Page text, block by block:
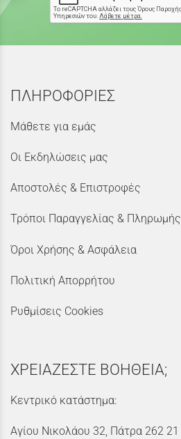
ΠΛΗΡΟΦΟΡΙΕΣ
Μάθετε για εμάς
Οι Εκδηλώσεις μας
Αποστολές & Επιστροφές
Τρόποι Παραγγελίας & Πληρωμής
Όροι Χρήσης & Ασφάλεια
Πολιτική Απορρήτου
Ρυθμίσεις Cookies
ΧΡΕΙΑΖΕΣΤΕ ΒΟΗΘΕΙΑ;
Κεντρικό κατάστημα:
Αγίου Νικολάου 32, Πάτρα 262 21